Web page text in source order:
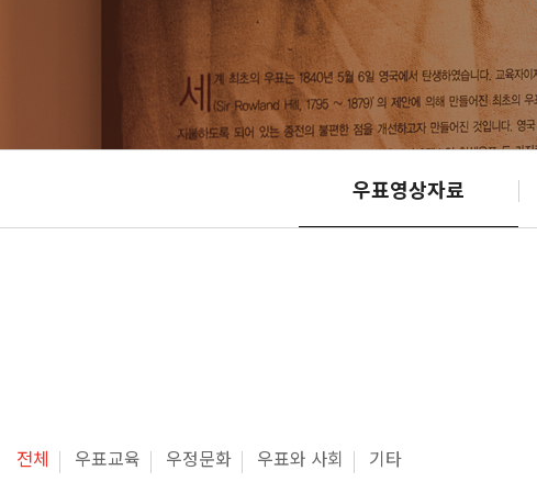
우표영상자료
전체 우표교육 우정문화 우표와 사회 기타